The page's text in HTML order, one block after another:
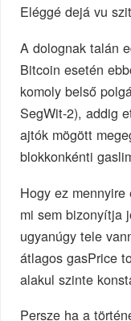
Eléggé dejá vu
A dolognak talán
Bitcoin esetén
komoly belső
SegWit-2), addig
ajtók mögött
blokkonkénti
Hogy ez
mi sem bizonyítja
ugyanúgy tele
átlagos gasPrice
alakul szinte
Persze ha a